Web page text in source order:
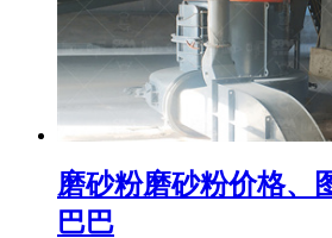
磨砂粉磨砂粉价格、
巴巴